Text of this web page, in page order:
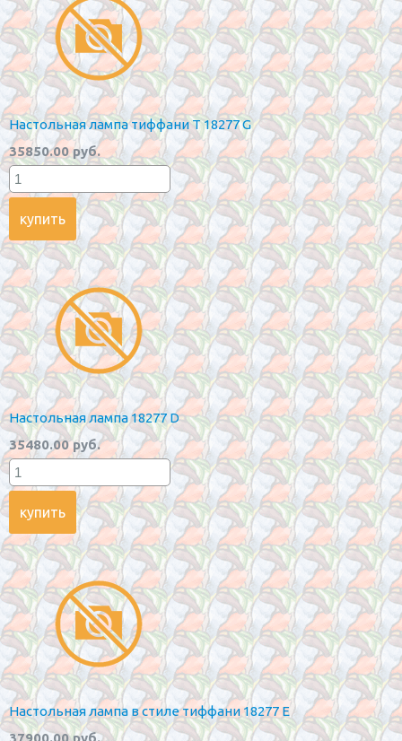
Настольная лампа тиффани T 18277 G
35850.00 руб.
Настольная лампа 18277 D
35480.00 руб.
Настольная лампа в стиле тиффани 18277 E
37900.00 руб.